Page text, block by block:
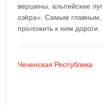
вершины, альпийские
озёра». Самым главным,
проложить к ним дороги.
Чеченская Республика